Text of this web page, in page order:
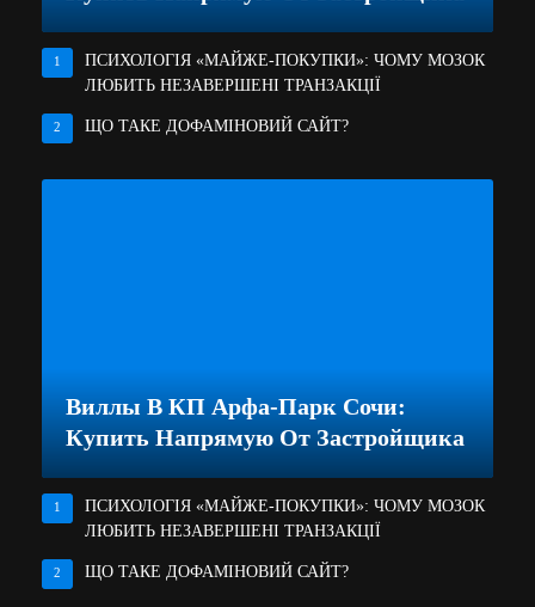
1
ПСИХОЛОГІЯ «МАЙЖЕ-ПОКУПКИ»: ЧОМУ МОЗОК
ЛЮБИТЬ НЕЗАВЕРШЕНІ ТРАНЗАКЦІЇ
2 ЩО ТАКЕ ДОФАМІНОВИЙ САЙТ?
Виллы В КП Арфа-Парк Сочи:
Купить Напрямую От Застройщика
1
ПСИХОЛОГІЯ «МАЙЖЕ-ПОКУПКИ»: ЧОМУ МОЗОК
ЛЮБИТЬ НЕЗАВЕРШЕНІ ТРАНЗАКЦІЇ
2 ЩО ТАКЕ ДОФАМІНОВИЙ САЙТ?